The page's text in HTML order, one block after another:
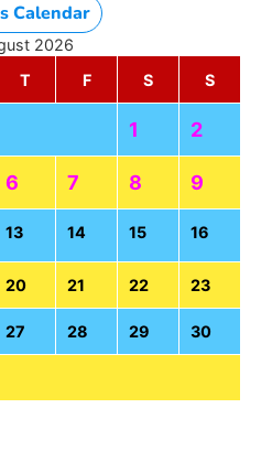
Calendar
2026
T F S S
1 2
6 7 8 9
13 14 15 16
20 21 22 23
27 28 29 30